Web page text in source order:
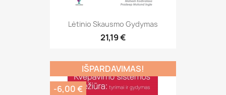
Lėtinio Skausmo Gydymas
21,19 €
IŠPARDAVIMAS!
-6,00 €